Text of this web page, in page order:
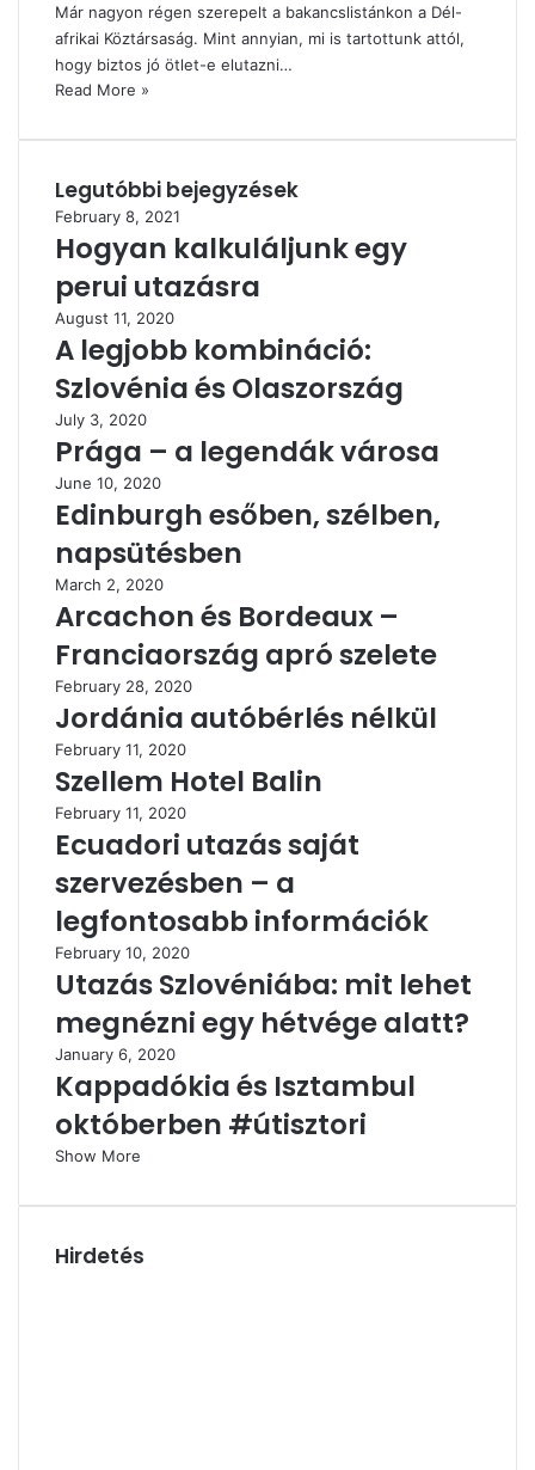
Már nagyon régen szerepelt a bakancslistánkon a Dél-
afrikai Köztársaság. Mint annyian, mi is tartottunk attól,
hogy biztos jó ötlet-e elutazni…
Read More »
Legutóbbi bejegyzések
February 8, 2021
Hogyan kalkuláljunk egy
perui utazásra
August 11, 2020
A legjobb kombináció:
Szlovénia és Olaszország
July 3, 2020
Prága – a legendák városa
June 10, 2020
Edinburgh esőben, szélben,
napsütésben
March 2, 2020
Arcachon és Bordeaux –
Franciaország apró szelete
February 28, 2020
Jordánia autóbérlés nélkül
February 11, 2020
Szellem Hotel Balin
February 11, 2020
Ecuadori utazás saját
szervezésben – a
legfontosabb információk
February 10, 2020
Utazás Szlovéniába: mit lehet
megnézni egy hétvége alatt?
January 6, 2020
Kappadókia és Isztambul
októberben #útisztori
Show More
Hirdetés